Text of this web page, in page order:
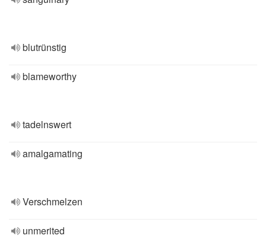
blutrünstig
blameworthy
tadelnswert
amalgamating
Verschmelzen
unmerited